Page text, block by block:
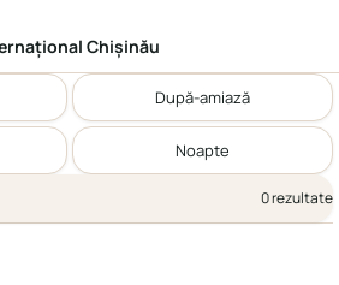
Chișinău
După-amiază
Noapte
0 rezultate